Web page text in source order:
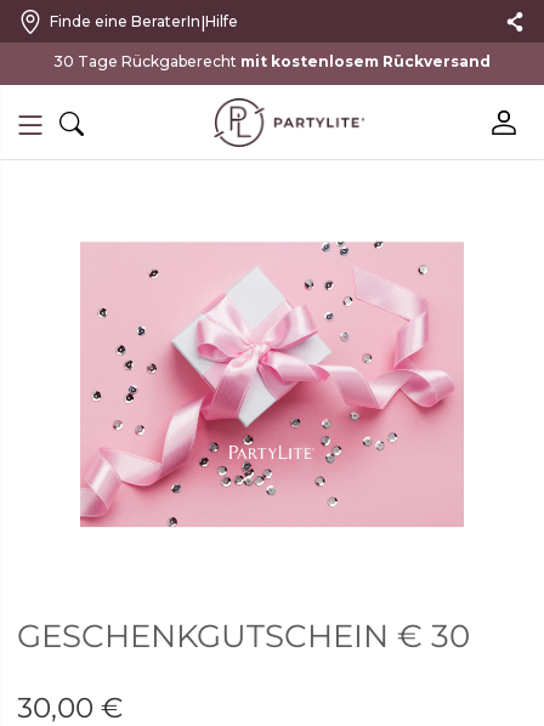
Finde eine BeraterIn|Hilfe
GESCHENKGUTSCHEIN € 30
30,00 €